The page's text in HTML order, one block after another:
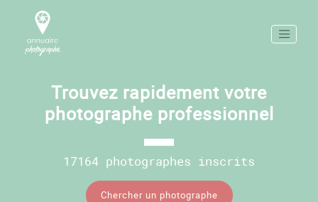
Trouvez rapidement votre
photographe professionnel
17164 photographes inscrits
Chercher un photographe